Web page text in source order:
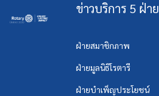
ข่าวบริการ 5 ฝ่าย
ฝ่ายสมาชิกภาพ
ฝ่ายมูลนิธิโรตารี
ฝ่ายบำเพ็ญประโยชน์